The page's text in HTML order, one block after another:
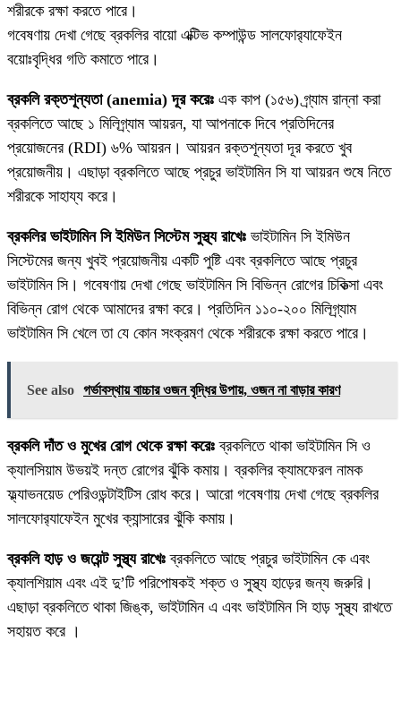
শরীরকে রক্ষা করতে পারে।
গবেষণায় দেখা গেছে ব্রকলির বায়ো এক্টিভ কম্পাউন্ড সালফোর‍্যাফেইন
বয়োঃবৃদ্ধির গতি কমাতে পারে।
ব্রকলি রক্তশূন্যতা (anemia) দূর করেঃ এক কাপ (১৫৬) গ্র্যাম রান্না করা
ব্রকলিতে আছে ১ মিলিগ্র্যাম আয়রন, যা আপনাকে দিবে প্রতিদিনের
প্রয়োজনের (RDI) ৬% আয়রন। আয়রন রক্তশূন্যতা দূর করতে খুব
প্রয়োজনীয়। এছাড়া ব্রকলিতে আছে প্রচুর ভাইটামিন সি যা আয়রন শুষে নিতে
শরীরকে সাহায্য করে।
ব্রকলির ভাইটামিন সি ইমিউন সিস্টেম সুস্থ্য রাখেঃ ভাইটামিন সি ইমিউন
সিস্টেমের জন্য খুবই প্রয়োজনীয় একটি পুষ্টি এবং ব্রকলিতে আছে প্রচুর
ভাইটামিন সি। গবেষণায় দেখা গেছে ভাইটামিন সি বিভিন্ন রোগের চিকিত্‍সা এবং
বিভিন্ন রোগ থেকে আমাদের রক্ষা করে। প্রতিদিন ১১০-২০০ মিলিগ্র্যাম
ভাইটামিন সি খেলে তা যে কোন সংক্রমণ থেকে শরীরকে রক্ষা করতে পারে।
See also গর্ভাবস্থায় বাচ্চার ওজন বৃদ্ধির উপায়, ওজন না বাড়ার কারণ
ব্রকলি দাঁত ও মুখের রোগ থেকে রক্ষা করেঃ ব্রকলিতে থাকা ভাইটামিন সি ও
ক্যালসিয়াম উভয়ই দন্ত রোগের ঝুঁকি কমায়। ব্রকলির ক্যামফেরল নামক
ফ্ল্যাভনয়েড পেরিওডন্টাইটিস রোধ করে। আরো গবেষণায় দেখা গেছে ব্রকলির
সালফোর‍্যাফেইন মুখের ক্যান্সারের ঝুঁকি কমায়।
ব্রকলি হাড় ও জয়েন্ট সুস্থ্য রাখেঃ ব্রকলিতে আছে প্রচুর ভাইটামিন কে এবং
ক্যালশিয়াম এবং এই দু’টি পরিপোষকই শক্ত ও সুস্থ্য হাড়ের জন্য জরুরি।
এছাড়া ব্রকলিতে থাকা জিঙ্ক, ভাইটামিন এ এবং ভাইটামিন সি হাড় সুস্থ্য রাখতে
সহায়ত করে ।